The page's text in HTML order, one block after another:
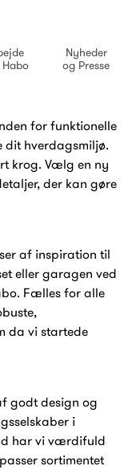
Habo
Nyheder
og Presse
for funktionelle
hverdagsmiljø.
krog. Vælg en ny
der kan gøre
af inspiration til
eller garagen ved
Fælles for alle
da vi startede
godt design og
i
har vi værdifuld
sortimentet